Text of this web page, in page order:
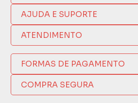
Quem Somos
Compra Segura
Como Comprar
Nossas Lojas
Política de Privacidade
AJUDA E SUPORTE
Nosso Aplicativo
Trocas e Devoluções
Formas de Pagamento
Fretes e Entregas
Fabricantes
Termos de Compra e Venda
ATENDIMENTO
(17) 3209-9595
sacweb@lojaslivia.com.br
FORMAS DE PAGAMENTO
COMPRA SEGURA